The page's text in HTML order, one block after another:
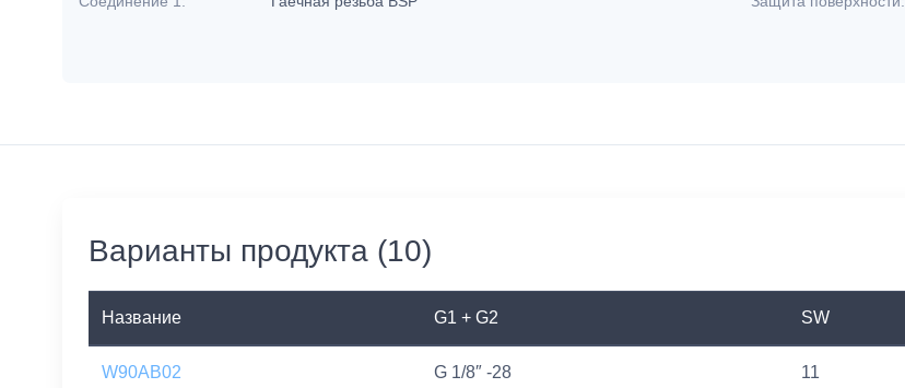
Варианты продукта (10)
Название G1 + G2 SW
W90AB02 G 1/8″ -28 11